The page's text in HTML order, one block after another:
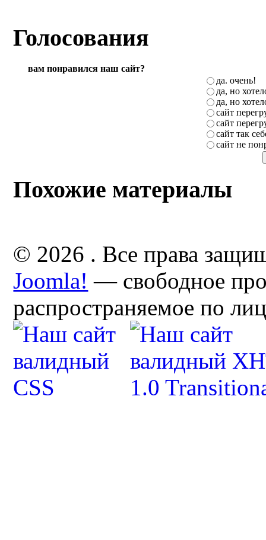
Голосования
вам понравился наш сайт?
да. очень!
да, но
да, но
сайт
сайт
сайт так
сайт не
Похожие материалы
© 2026 . Все права
Joomla! — свободное
распространяемое по